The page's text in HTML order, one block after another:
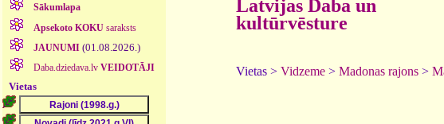
Sākumlapa
Apsekoto KOKUsaraksts
JAUNUMI (01.08.2026.)
Daba.dziedava.lv VEIDOTĀJI
Vietas
Latvijas Daba un
kultūrvēsture
Vietas > Vidzeme > Madonas rajons >